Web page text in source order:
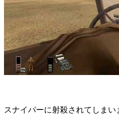
スナイパーに射殺されてしまい